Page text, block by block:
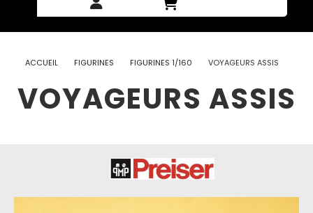
ACCUEIL FIGURINES FIGURINES 1/160 VOYAGEURS ASSIS
VOYAGEURS ASSIS